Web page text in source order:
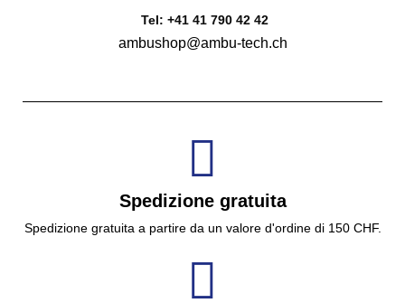
Tel: +41 41 790 42 42
ambushop@ambu-tech.ch
Spedizione gratuita
Spedizione gratuita a partire da un valore d'ordine di 150 CHF.